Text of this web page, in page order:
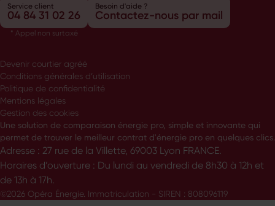
Service client
04 84 31 02 26
* Appel non surtaxé
Besoin d'aide ?
Contactez-nous par mail
Devenir courtier agréé
Conditions générales d’utilisation
Politique de confidentialité
Mentions légales
Gestion des cookies
Une solution de comparaison énergie pro, simple et innovante qui
permet de trouver le meilleur contrat d'énergie pro en quelques clics.
Adresse : 27 rue de la Villette, 69003 Lyon FRANCE.
Horaires d’ouverture : Du lundi au vendredi de 8h30 à 12h et
de 13h à 17h.
©2026 Opéra Énergie. Immatriculation - SIREN : 808096119